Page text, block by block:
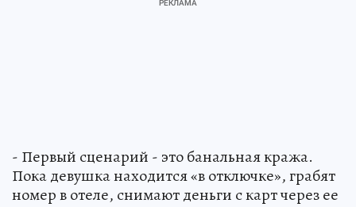
- Первый сценарий - это банальная кража.
Пока девушка находится «в отключке», грабят
номер в отеле, снимают деньги с карт через ее